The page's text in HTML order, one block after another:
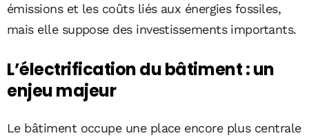
émissions et les coûts liés aux énergies fossiles,
mais elle suppose des investissements importants.
L’électrification du bâtiment : un
enjeu majeur
Le bâtiment occupe une place encore plus centrale